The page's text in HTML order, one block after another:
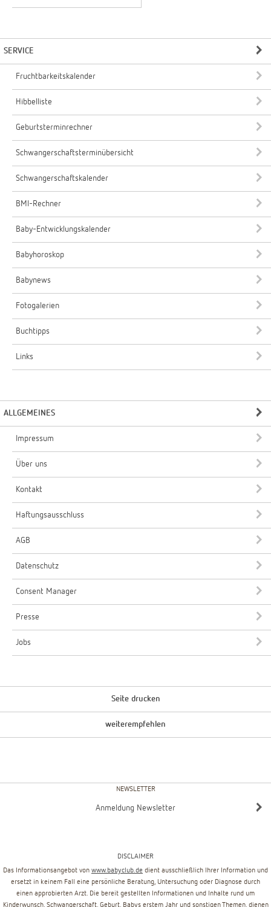
SERVICE
Fruchtbarkeitskalender
Hibbelliste
Geburtsterminrechner
Schwangerschaftsterminübersicht
Schwangerschaftskalender
BMI-Rechner
Baby-Entwicklungskalender
Babyhoroskop
Babynews
Fotogalerien
Buchtipps
Links
ALLGEMEINES
Impressum
Über uns
Kontakt
Haftungsausschluss
AGB
Datenschutz
Consent Manager
Presse
Jobs
Seite drucken
weiterempfehlen
NEWSLETTER
Anmeldung Newsletter
DISCLAIMER
Das Informationsangebot von www.babyclub.de dient ausschließlich Ihrer Information und
ersetzt in keinem Fall eine persönliche Beratung, Untersuchung oder Diagnose durch
einen approbierten Arzt. Die bereit gestellten Informationen und Inhalte rund um
Kinderwunsch, Schwangerschaft, Geburt, Babys erstem Jahr und sonstigen Themen, dienen